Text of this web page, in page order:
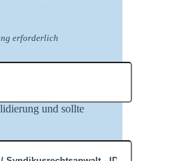
erforderlich
und sollte